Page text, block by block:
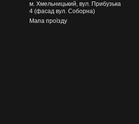
м. Хмельницький, вул. Прибузька
4 (фасад вул. Соборна)
Мапа проїзду